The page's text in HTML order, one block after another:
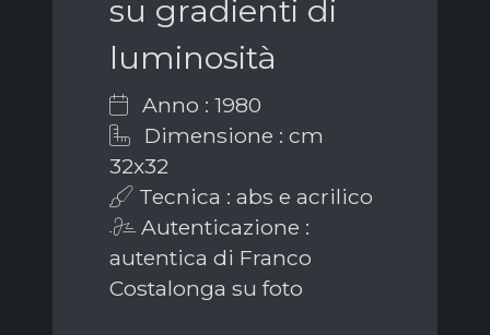
su gradienti di
luminosità
Anno : 1980
Dimensione : cm
32x32
Tecnica : abs e acrilico
Autenticazione :
autentica di Franco
Costalonga su foto